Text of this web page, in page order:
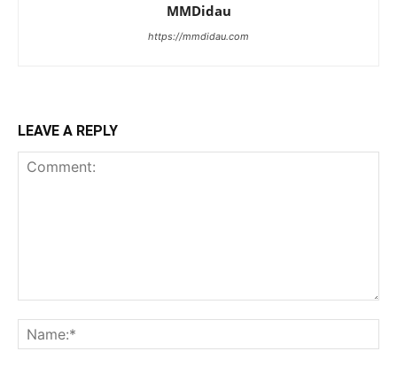
MMDidau
https://mmdidau.com
LEAVE A REPLY